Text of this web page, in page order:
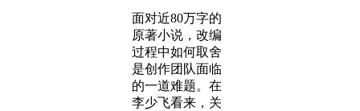
面对近80万字的
原著小说，改编
过程中如何取舍
是创作团队面临
的一道难题。在
李少飞看来，关